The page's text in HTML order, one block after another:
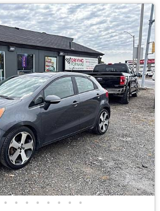
• • • • • • • •